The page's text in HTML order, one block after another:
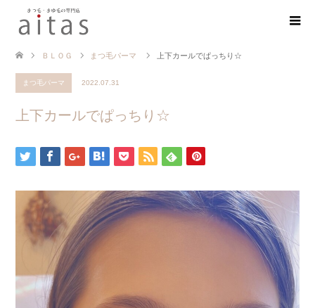
ＢＬＯＧ まつ毛パーマ 上下カールでぱっちり☆
まつ毛パーマ 2022.07.31
上下カールでぱっちり☆